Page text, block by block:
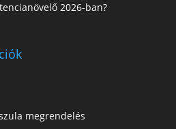
2026-ban?
megrendelés